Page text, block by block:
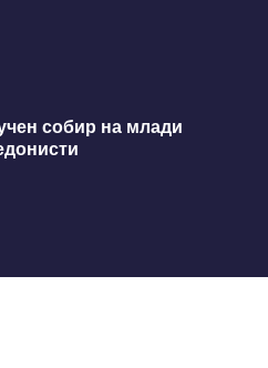
собир на млади